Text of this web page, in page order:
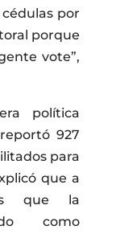
por
porque
vote”,
política
927
para
que a
que la
como